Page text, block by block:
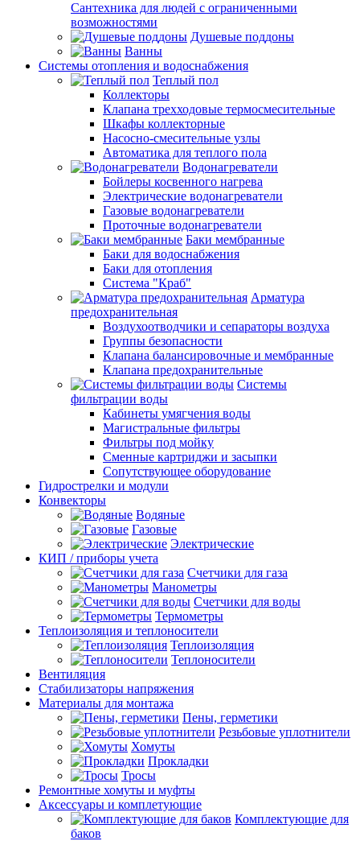
Сантехника для людей с ограниченными
возможностями
Душевые поддоны
Ванны
Системы отопления и водоснабжения
Теплый пол
Коллекторы
Клапана трехходовые термосмесительные
Шкафы коллекторные
Насосно-смесительные узлы
Автоматика для теплого пола
Водонагреватели
Бойлеры косвенного нагрева
Электрические водонагреватели
Газовые водонагреватели
Проточные водонагреватели
Баки мембранные
Баки для водоснабжения
Баки для отопления
Система "Краб"
Арматура
предохранительная
Воздухоотводчики и сепараторы воздуха
Группы безопасности
Клапана балансировочные и мембранные
Клапана предохранительные
Системы
фильтрации воды
Кабинеты умягчения воды
Магистральные фильтры
Фильтры под мойку
Сменные картриджи и засыпки
Сопутствующее оборудование
Гидрострелки и модули
Конвекторы
Водяные
Газовые
Электрические
КИП / приборы учета
Счетчики для газа
Манометры
Счетчики для воды
Термометры
Теплоизоляция и теплоносители
Теплоизоляция
Теплоносители
Вентиляция
Стабилизаторы напряжения
Материалы для монтажа
Пены, герметики
Резьбовые уплотнители
Хомуты
Прокладки
Тросы
Ремонтные хомуты и муфты
Аксессуары и комплетующие
Комплектующие для
баков